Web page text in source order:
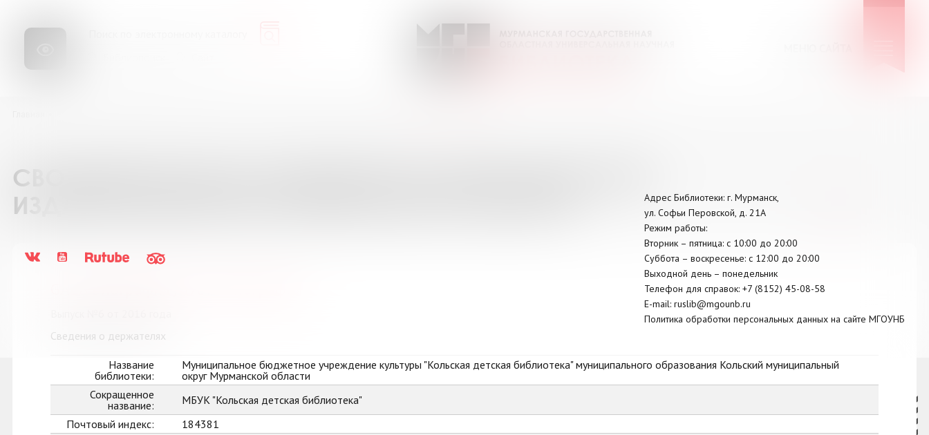
Адрес Библиотеки: г. Мурманск,
ул. Софьи Перовской, д. 21А
Режим работы:
Вторник – пятница: с 10:00 до 20:00
Суббота – воскресенье: c 12:00 до 20:00
Выходной день – понедельник
Телефон для справок: +7 (8152) 45-08-58
E-mail: ruslib@mgounb.ru
Политика обработки персональных данных на сайте МГОУНБ
СВОДНЫЙ КАТАЛОГ ПОДПИСКИ НА ПЕРИОДИЧЕСКИЕ
ИЗДАНИЯ БИБЛИОТЕК МУРМАНСКОЙ ОБЛАСТИ
Сведения о держателях
Название
библиотеки:
Муниципальное бюджетное учреждение культуры "Кольская детская библиотека" муниципального образования Кольский муниципальный
округ Мурманской области
Сокращенное
название:
МБУК "Кольская детская библиотека"
Почтовый индекс:
184381